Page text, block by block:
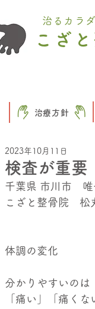
治るカラ
こざ
治療方針
検査が重要
2023年10月11日
千葉県 市川市　
こざと整骨院　松
体調の変化
分かりやすいのは
「痛い」「痛くな